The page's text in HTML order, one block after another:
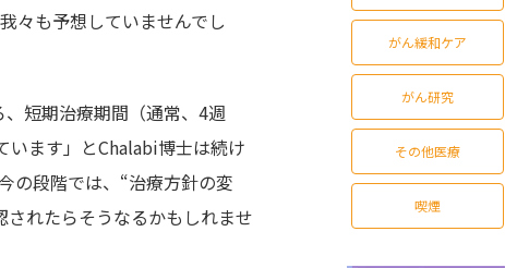
々も予想していませんでし
、短期治療期間（通常、4週
います」とChalabi博士は続け
の段階では、“治療方針の変
れたらそうなるかもしれませ
がん緩和ケア
がん研究
その他医療
喫煙